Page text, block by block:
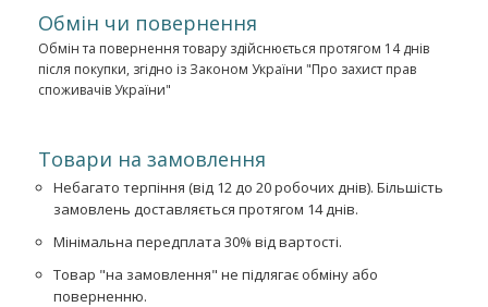
Обмін чи повернення
Обмін та повернення товару здійснюється протягом 14 днів
після покупки, згідно із Законом України "Про захист прав
споживачів України"
Товари на замовлення
Небагато терпіння (від 12 до 20 робочих днів). Більшість
замовлень доставляється протягом 14 днів.
Мінімальна передплата 30% від вартості.
Товар "на замовлення" не підлягає обміну або
поверненню.